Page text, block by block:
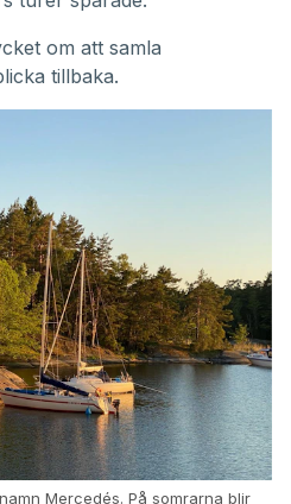
om att samla
tillbaka.
Mercedés. På somrarna blir